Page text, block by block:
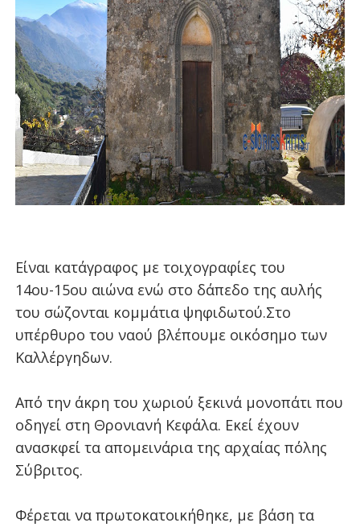
Είναι κατάγραφος με τοιχογραφίες του
14ου-15ου αιώνα ενώ στο δάπεδο της αυλής
του σώζονται κομμάτια ψηφιδωτού.Στο
υπέρθυρο του ναού βλέπουμε οικόσημο των
Καλλέργηδων.
Από την άκρη του χωριού ξεκινά μονοπάτι που
οδηγεί στη Θρονιανή Κεφάλα. Εκεί έχουν
ανασκφεί τα απομεινάρια της αρχαίας πόλης
Σύβριτος.
Φέρεται να πρωτοκατοικήθηκε, με βάση τα